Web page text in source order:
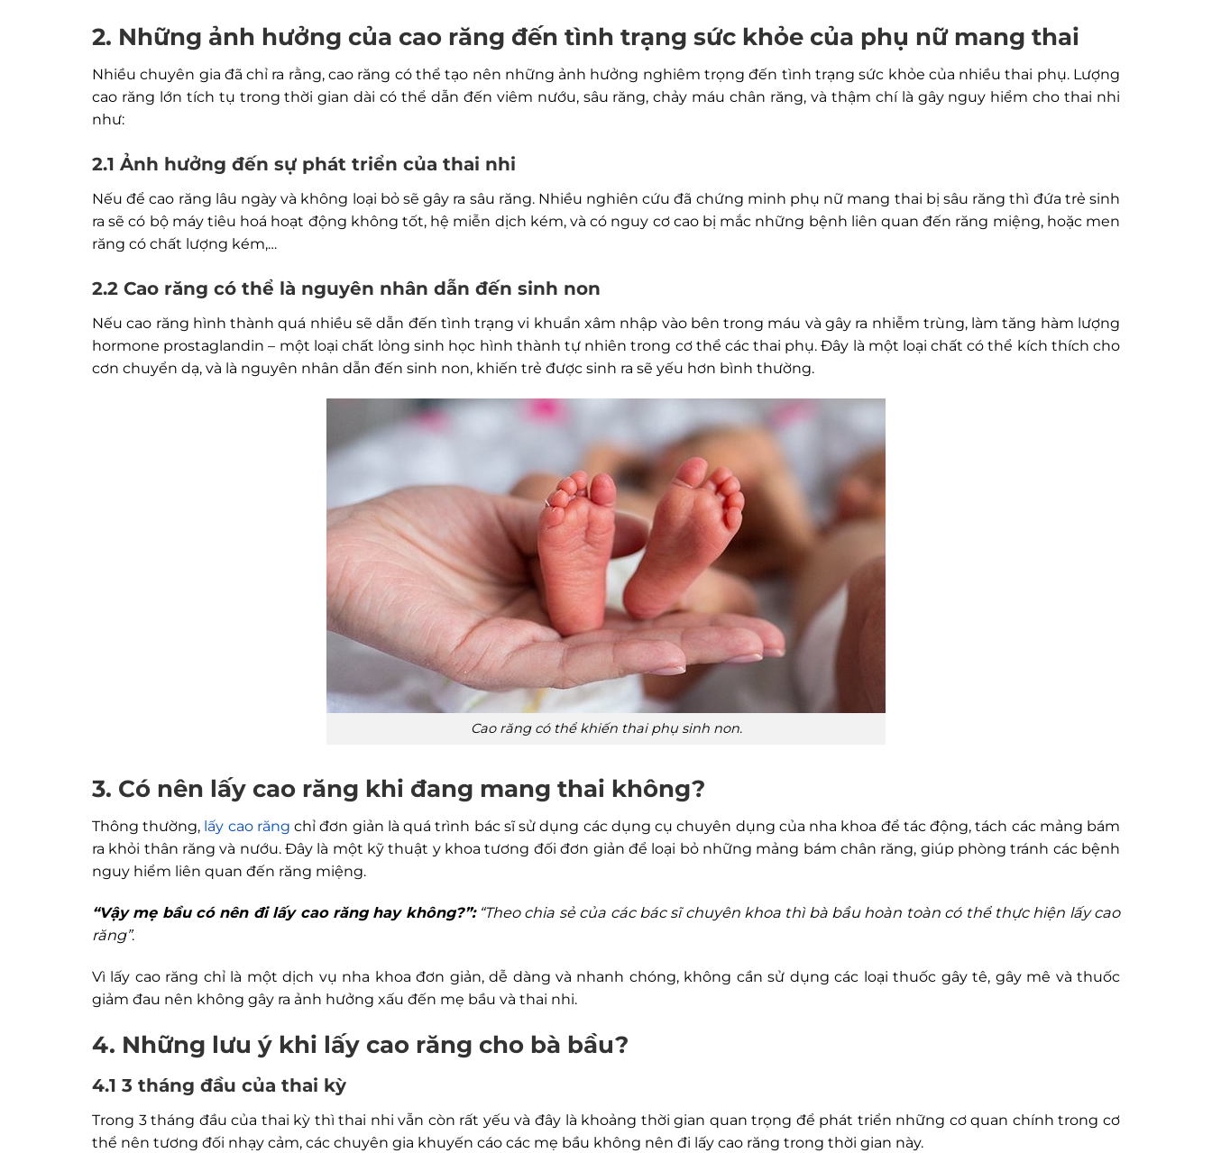
2. Những ảnh hưởng của cao răng đến tình trạng sức khỏe của phụ nữ mang thai
Nhiều chuyên gia đã chỉ ra rằng, cao răng có thể tạo nên những ảnh hưởng nghiêm trọng đến tình trạng sức khỏe của nhiều thai phụ. Lượng
cao răng lớn tích tụ trong thời gian dài có thể dẫn đến viêm nướu, sâu răng, chảy máu chân răng, và thậm chí là gây nguy hiểm cho thai nhi
như:
2.1 Ảnh hưởng đến sự phát triển của thai nhi
Nếu để cao răng lâu ngày và không loại bỏ sẽ gây ra sâu răng. Nhiều nghiên cứu đã chứng minh phụ nữ mang thai bị sâu răng thì đứa trẻ sinh
ra sẽ có bộ máy tiêu hoá hoạt động không tốt, hệ miễn dịch kém, và có nguy cơ cao bị mắc những bệnh liên quan đến răng miệng, hoặc men
răng có chất lượng kém,…
2.2 Cao răng có thể là nguyên nhân dẫn đến sinh non
Nếu cao răng hình thành quá nhiều sẽ dẫn đến tình trạng vi khuẩn xâm nhập vào bên trong máu và gây ra nhiễm trùng, làm tăng hàm lượng
hormone prostaglandin – một loại chất lỏng sinh học hình thành tự nhiên trong cơ thể các thai phụ. Đây là một loại chất có thể kích thích cho
cơn chuyển dạ, và là nguyên nhân dẫn đến sinh non, khiến trẻ được sinh ra sẽ yếu hơn bình thường.
Cao răng có thể khiến thai phụ sinh non.
3. Có nên lấy cao răng khi đang mang thai không?
Thông thường, lấy cao răng chỉ đơn giản là quá trình bác sĩ sử dụng các dụng cụ chuyên dụng của nha khoa để tác động, tách các mảng bám
ra khỏi thân răng và nướu. Đây là một kỹ thuật y khoa tương đối đơn giản để loại bỏ những mảng bám chân răng, giúp phòng tránh các bệnh
nguy hiểm liên quan đến răng miệng.
“Vậy mẹ bầu có nên đi lấy cao răng hay không?”: “Theo chia sẻ của các bác sĩ chuyên khoa thì bà bầu hoàn toàn có thể thực hiện lấy cao
răng”.
Vì lấy cao răng chỉ là một dịch vụ nha khoa đơn giản, dễ dàng và nhanh chóng, không cần sử dụng các loại thuốc gây tê, gây mê và thuốc
giảm đau nên không gây ra ảnh hưởng xấu đến mẹ bầu và thai nhi.
4. Những lưu ý khi lấy cao răng cho bà bầu?
4.1 3 tháng đầu của thai kỳ
Trong 3 tháng đầu của thai kỳ thì thai nhi vẫn còn rất yếu và đây là khoảng thời gian quan trọng để phát triển những cơ quan chính trong cơ
thể nên tương đối nhạy cảm, các chuyên gia khuyến cáo các mẹ bầu không nên đi lấy cao răng trong thời gian này.